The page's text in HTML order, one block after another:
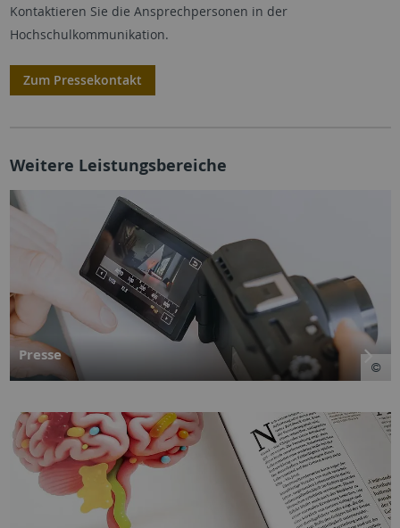
Kontaktieren Sie die Ansprechpersonen in der
Hochschulkommunikation.
Zum Pressekontakt
Weitere Leistungsbereiche
Presse